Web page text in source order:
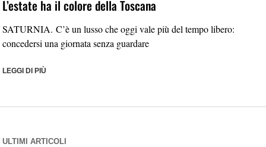
L’estate ha il colore della Toscana
SATURNIA. C’è un lusso che oggi vale più del tempo libero:
concedersi una giornata senza guardare
LEGGI DI PIÙ
ULTIMI ARTICOLI